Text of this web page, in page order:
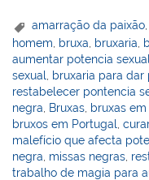
ai
l
h
o
o
M
ai
l
itt
er
amarração da paixão
homem
bruxa bruxaria
aumentar potencia sexual
sexual
bruxaria para dar
restabelecer pontencia
negra
Bruxas bruxas
bruxos em Portugal ,
malefício que afecta
negra missas negras
trabalho de magia para